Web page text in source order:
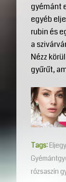
gyémánt
egyéb
rubin és
a
Nézz
gyűrűt,
Tags:
rózsaszín